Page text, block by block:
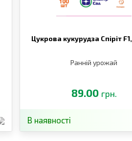
Цукрова кукурудза Спіріт F1,
Ранній урожай
89.00 грн.
В наявності